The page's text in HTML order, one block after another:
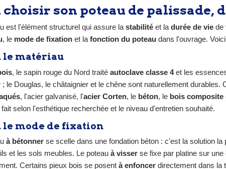
à visser n'est pas
pour les portails à...
(thermolaquage). Type de
À visser (plaque de base/
soudée de 20 x 13...
choisir son poteau de palissade,
est l'élément structurel qui assure la stabilité et la durée de vie de
, le mode de fixation et la fonction du poteau dans l'ouvrage.
le matériau
, le sapin rouge du Nord traité autoclave classe 4et les
; le Douglas, le châtaignier et le chêne sont naturellement durables.
, l'acier galvanisé, l'acier Corten, le béton, le bois composite
selon l'esthétique recherchée et le niveau d'entretien souhaité.
le mode de fixation
à bétonner se scelle dans une fondation béton : c'est la solution
et les sols meubles. Le poteau à visser se fixe par platine sur
Certains pieux bois se posent à enfoncer directement dans la